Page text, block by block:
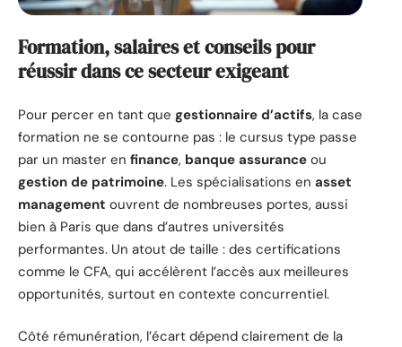
Formation, salaires et conseils pour
réussir dans ce secteur exigeant
Pour percer en tant que gestionnaire d’actifs, la case
formation ne se contourne pas : le cursus type passe
par un master en finance, banque assurance ou
gestion de patrimoine. Les spécialisations en asset
management ouvrent de nombreuses portes, aussi
bien à Paris que dans d’autres universités
performantes. Un atout de taille : des certifications
comme le CFA, qui accélèrent l’accès aux meilleures
opportunités, surtout en contexte concurrentiel.
Côté rémunération, l’écart dépend clairement de la